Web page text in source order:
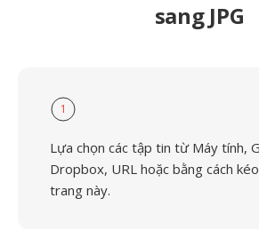
sang JPG
1
Lựa chọn các tập tin từ Máy tính,
Dropbox, URL hoặc bằng cách
trang này.